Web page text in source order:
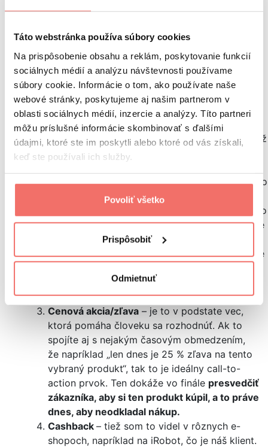
Táto webstránka používa súbory cookies
Na prispôsobenie obsahu a reklám, poskytovanie funkcií
sociálnych médií a analýzu návštevnosti používame
súbory cookie. Informácie o tom, ako používate naše
webové stránky, poskytujeme aj našim partnerom v
oblasti sociálnych médií, inzercie a analýzy. Títo partneri
môžu príslušné informácie skombinovať s ďalšími
údajmi, ktoré ste im poskytli alebo ktoré od vás získali,
keď ste používali ich služby.
Povoliť všetko
Prispôsobiť
Odmietnuť
CTA prvky, ktoré zvyšujú šance na dokončenie
nákupu
Časové obmedzenie– či už dostupnosti toho
produktu, alebo toho, keď má zníženú cenu.
Znovu, ideálna vec, ktorá sa dá stvárniť
do nejakého call-to-action prvku.
Posledné kusy– často sa využíva niečo ako „už
len 5 kusov na sklade“, „produkt už nebude
pozor na to, aby ste nezavádzali zákazníkov. To
je presne to, čo som povedal predtým:
. To
znamená, že treba uvádzať pravdivé informácie
a nedávať automaticky k všetkým produktom,
že je ich posledných 5 kusov na sklade a reálne
na zváženie a zamyslenie sa nad etikou
podnikania.
Cenová akcia/zľava – je to v podstate vec,
ktorá pomáha človeku sa rozhodnúť. Ak to
spojíte aj s nejakým časovým obmedzením,
že napríklad „len dnes je 25 % zľava na tento
vybraný produkt“, tak to je ideálny call-to-
action prvok. Ten dokáže vo finále presvedčiť
zákazníka, aby si ten produkt kúpil, a to práve
dnes, aby neodkladal nákup.
Cashback – tiež som to videl v rôznych e-
shopoch, napríklad na iRobot, čo je náš klient.